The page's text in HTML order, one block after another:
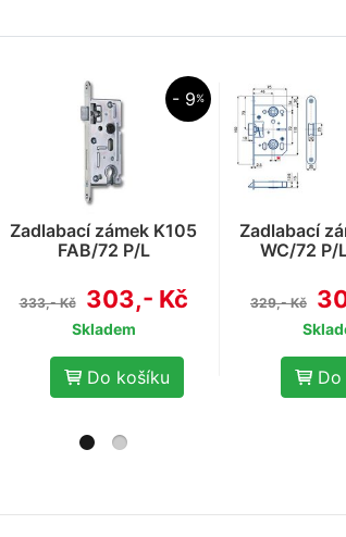
- 9%
Zadlabací zámek K105
FAB/72 P/L
333,- Kč 303,- Kč
Do košíku
Skladem
Zadlabací
WC/72 P/
329,- Kč
Do